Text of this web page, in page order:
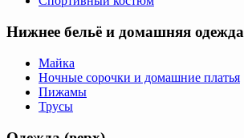
Нижнее бельё и домашняя одежда
Майка
Ночные сорочки и домашние платья
Пижамы
Трусы